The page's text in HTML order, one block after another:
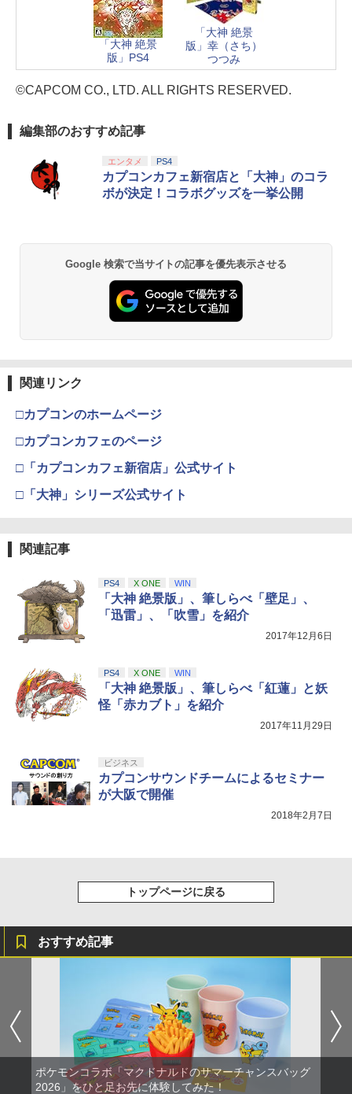
「大神 絶景
版」PS4
「大神 絶景
版」幸（さち）
つつみ
©CAPCOM CO., LTD. ALL RIGHTS RESERVED.
編集部のおすすめ記事
エンタメ PS4
カプコンカフェ新宿店と「大神」のコラ
ボが決定！コラボグッズを一挙公開
Google 検索で当サイトの記事を優先表示させる
関連リンク
□カプコンのホームページ
□カプコンカフェのページ
□「カプコンカフェ新宿店」公式サイト
□「大神」シリーズ公式サイト
関連記事
PS4 X ONE WIN
「大神 絶景版」、筆しらべ「壁足」、
「迅雷」、「吹雪」を紹介
2017年12月6日
PS4 X ONE WIN
「大神 絶景版」、筆しらべ「紅蓮」と妖
怪「赤カブト」を紹介
2017年11月29日
ビジネス
カプコンサウンドチームによるセミナー
が大阪で開催
2018年2月7日
トップページに戻る
おすすめ記事
ポケモンコラボ「マクドナルドのサマーチャンスバッグ
2026」をひと足お先に体験してみた！